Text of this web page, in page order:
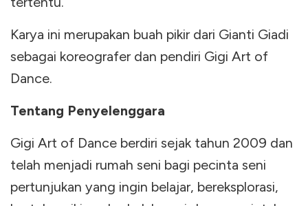
Karya ini merupakan buah pikir dari Gianti Giadi
sebagai koreografer dan pendiri Gigi Art of
Dance.
Tentang Penyelenggara
Gigi Art of Dance berdiri sejak tahun 2009 dan
telah menjadi rumah seni bagi pecinta seni
pertunjukan yang ingin belajar, bereksplorasi,